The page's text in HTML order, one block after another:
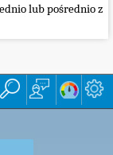
lub pośrednio z